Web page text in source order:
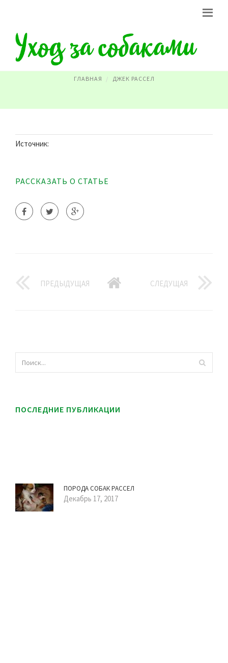
ПОРОДА СОБАКИ ВОДОЛАЗ
ГЛАВНАЯ ДЖЕК РАССЕЛ
Источник:
РАССКАЗАТЬ О СТАТЬЕ
ПРЕДЫДУЩАЯ СЛЕДУЩАЯ
ПОСЛЕДНИЕ ПУБЛИКАЦИИ
ПОРОДА СОБАК РАССЕЛ
Декабрь 17, 2017